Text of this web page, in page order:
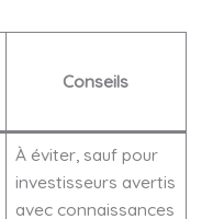
Conseils
À éviter, sauf pour
investisseurs avertis
avec connaissances